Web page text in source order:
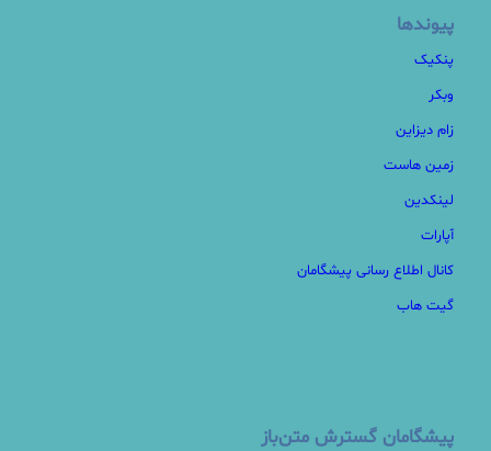
پیوندها
پنکیک
وبکر
زام دیزاین
زمین هاست
لینکدین
آپارات
کانال اطلاع رسانی پیشگامان
گیت هاب
پیشگامان گسترش متن‌باز